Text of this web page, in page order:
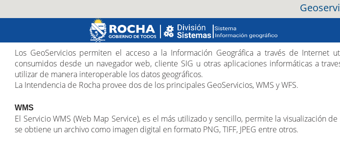
Los GeoServicios permiten el acceso a la Información Geográfica a través de Internet
consumidos desde un navegador web, cliente SIG u otras aplicaciones informáticas a
utilizar de manera interoperable los datos geográficos.
La Intendencia de Rocha provee dos de los principales GeoServicios, WMS y WFS.
WMS
El Servicio WMS (Web Map Service), es el más utilizado y sencillo, permite la visualización
se obtiene un archivo como imagen digital en formato PNG, TIFF, JPEG entre otros.